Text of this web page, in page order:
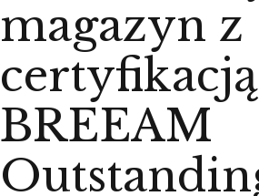
magazyn z
certyfikacją
BREEAM